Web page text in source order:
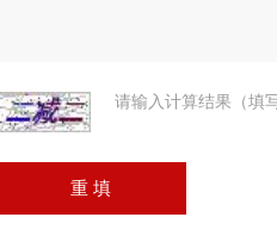
请输入计算结果（填